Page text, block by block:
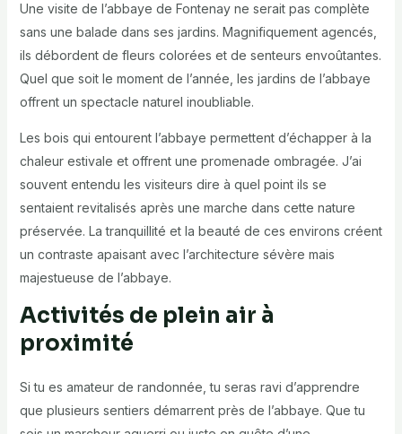
Une visite de l’abbaye de Fontenay ne serait pas complète
sans une balade dans ses jardins. Magnifiquement agencés,
ils débordent de fleurs colorées et de senteurs envoûtantes.
Quel que soit le moment de l’année, les jardins de l’abbaye
offrent un spectacle naturel inoubliable.
Les bois qui entourent l’abbaye permettent d’échapper à la
chaleur estivale et offrent une promenade ombragée. J’ai
souvent entendu les visiteurs dire à quel point ils se
sentaient revitalisés après une marche dans cette nature
préservée. La tranquillité et la beauté de ces environs créent
un contraste apaisant avec l’architecture sévère mais
majestueuse de l’abbaye.
Activités de plein air à
proximité
Si tu es amateur de randonnée, tu seras ravi d’apprendre
que plusieurs sentiers démarrent près de l’abbaye. Que tu